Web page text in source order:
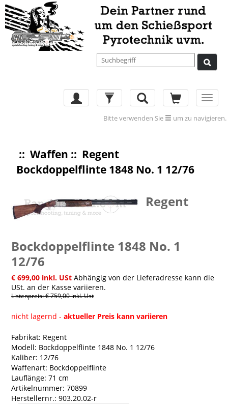
Bitte verwenden Sie um zu navigieren.
::Waffen :: Regent
Bockdoppelflinte 1848 No. 1 12/76
Regent
Bockdoppelflinte 1848 No. 1
12/76
€ 699,00 inkl. USt Abhängig von der Lieferadresse kann die
USt. an der Kasse variieren.
Listenpreis: € 759,00 inkl. Ust
nicht lagernd -aktueller Preis kann variieren
Fabrikat: Regent
Modell: Bockdoppelflinte 1848 No. 1 12/76
Kaliber: 12/76
Waffenart: Bockdoppelflinte
Lauflänge: 71 cm
Artikelnummer: 70899
Herstellernr.: 903.20.02-r